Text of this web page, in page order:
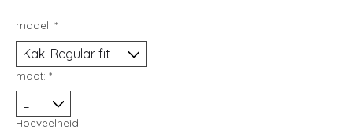
model: *
maat: *
Hoeveelheid: